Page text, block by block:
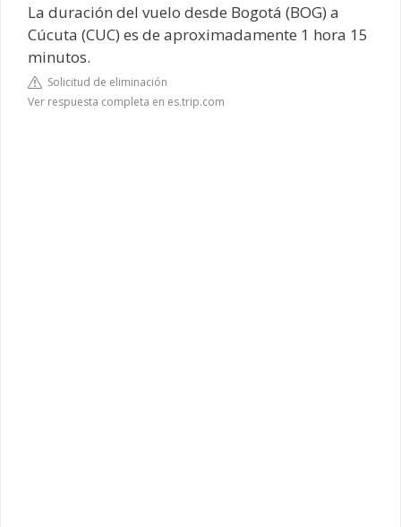
La duración del vuelo desde Bogotá (BOG) a
Cúcuta (CUC) es de aproximadamente 1 hora 15
minutos.
Solicitud de eliminación
Ver respuesta completa en es.trip.com